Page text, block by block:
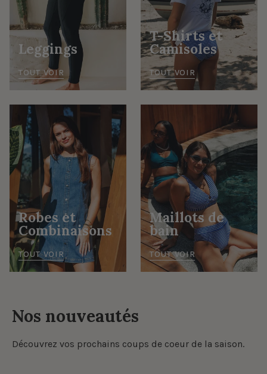
Leggings
TOUT VOIR
T-Shirts et
Camisoles
TOUT VOIR
Robes et
Combinaisons
TOUT VOIR
Maillots de
bain
TOUT VOIR
Nos nouveautés
Découvrez vos prochains coups de coeur de la saison.